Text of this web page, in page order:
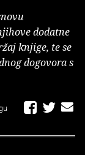
dodatne
knjige, te se
dogovora s